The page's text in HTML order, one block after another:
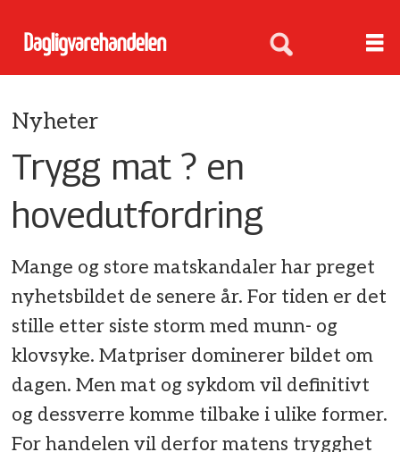
Nyheter
Trygg mat ? en
hovedutfordring
Mange og store matskandaler har preget
nyhetsbildet de senere år. For tiden er det
stille etter siste storm med munn- og
klovsyke. Matpriser dominerer bildet om
dagen. Men mat og sykdom vil definitivt
og dessverre komme tilbake i ulike former.
For handelen vil derfor matens trygghet